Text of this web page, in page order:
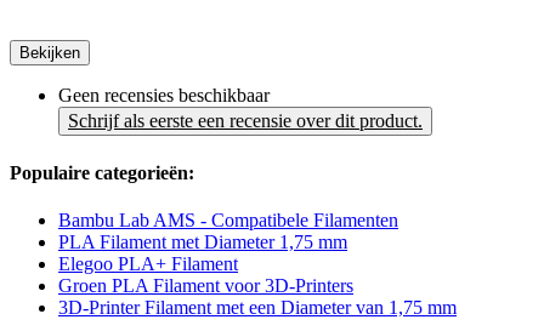
Bekijken
Geen recensies beschikbaar
Schrijf als eerste een recensie over dit product.
Populaire categorieën:
Bambu Lab AMS - Compatibele Filamenten
PLA Filament met Diameter 1,75 mm
Elegoo PLA+ Filament
Groen PLA Filament voor 3D-Printers
3D-Printer Filament met een Diameter van 1,75 mm